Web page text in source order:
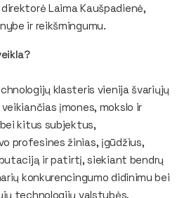
Laima Kaušpadienė,
ir reikšmingumu.
klasteris vienija švariųjų
įmones, mokslo ir
kitus subjektus,
profesines žinias, įgūdžius,
ir patirtį, siekiant bendrų
konkurencingumo didinimu bei
technologijų valstybės,